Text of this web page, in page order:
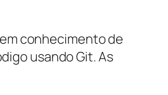
conhecimento de
usando Git. As